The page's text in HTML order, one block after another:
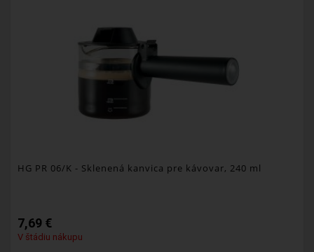
HG PR 06/K - Sklenená kanvica pre kávovar, 240 ml
7,69 €
V štádiu nákupu